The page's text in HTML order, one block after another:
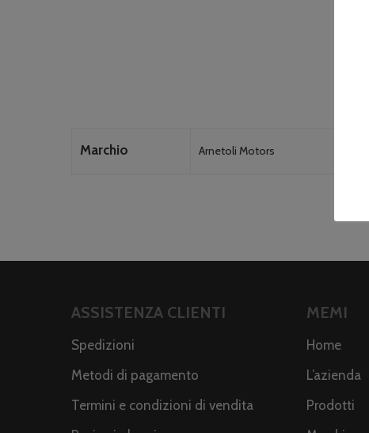
Marchio Arnetoli Motors
ASSISTENZA CLIENTI
Spedizioni
Metodi di pagamento
Termini e condizioni di vendita
MEMI
Home
L’azienda
Prodotti